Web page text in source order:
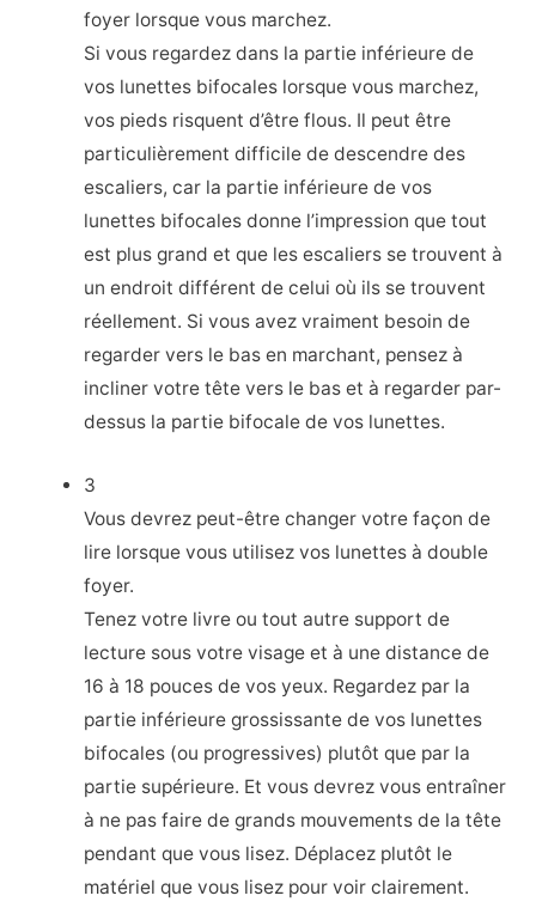
foyer lorsque vous marchez.
Si vous regardez dans la partie inférieure de
vos lunettes bifocales lorsque vous marchez,
vos pieds risquent d’être flous. Il peut être
particulièrement difficile de descendre des
escaliers, car la partie inférieure de vos
lunettes bifocales donne l’impression que tout
est plus grand et que les escaliers se trouvent à
un endroit différent de celui où ils se trouvent
réellement. Si vous avez vraiment besoin de
regarder vers le bas en marchant, pensez à
incliner votre tête vers le bas et à regarder par-
dessus la partie bifocale de vos lunettes.
3
Vous devrez peut-être changer votre façon de
lire lorsque vous utilisez vos lunettes à double
foyer.
Tenez votre livre ou tout autre support de
lecture sous votre visage et à une distance de
16 à 18 pouces de vos yeux. Regardez par la
partie inférieure grossissante de vos lunettes
bifocales (ou progressives) plutôt que par la
partie supérieure. Et vous devrez vous entraîner
à ne pas faire de grands mouvements de la tête
pendant que vous lisez. Déplacez plutôt le
matériel que vous lisez pour voir clairement.